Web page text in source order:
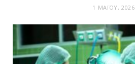
1 ΜΑΪ́ΟΥ, 2026